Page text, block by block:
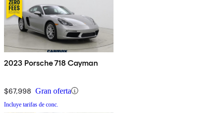
2023 Porsche 718 Cayman
$67,998 Gran oferta
Incluye tarifas de conc.